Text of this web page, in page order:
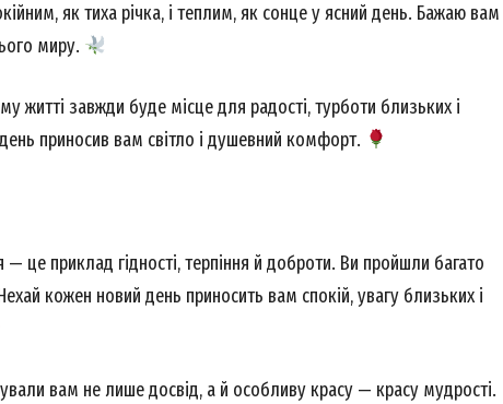
як тиха річка, і теплим, як сонце у ясний день. Бажаю вам
миру.
житті завжди буде місце для радості, турботи близьких і
приносив вам світло і душевний комфорт.
це приклад гідності, терпіння й доброти. Ви пройшли багато
кожен новий день приносить вам спокій, увагу близьких і
вам не лише досвід, а й особливу красу — красу мудрості.